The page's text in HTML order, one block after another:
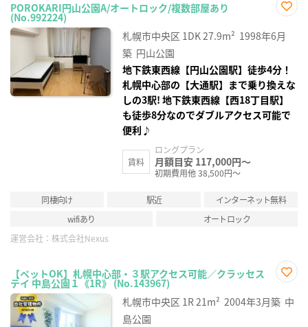
POROKARI円山公園A/オートロック/複数部屋あり
(No.992224)
に入
り登
札幌市中央区 1DK27.9m² 1998年6月
築 円山公園
地下鉄東西線【円山公園駅】徒歩4分！
札幌中心部の【大通駅】まで乗り換えな
しの3駅! 地下鉄東西線【西18丁目駅】
も徒歩8分なのでダブルアクセス可能で
便利♪
賃料
ロングプラン
月額目安 117,000円～
初期費用他 38,500円～
同棲向け 駅近
インターネット無料
wifiあり
オートロック
運営会社： 株式会社Nexus
【ペットOK】札幌中心部・３駅アクセス可能／クラッセス
テイ 中島公園１《1R》 (No.143967)
に入
り登
札幌市中央区 1R21m² 2004年3月築 中
島公園